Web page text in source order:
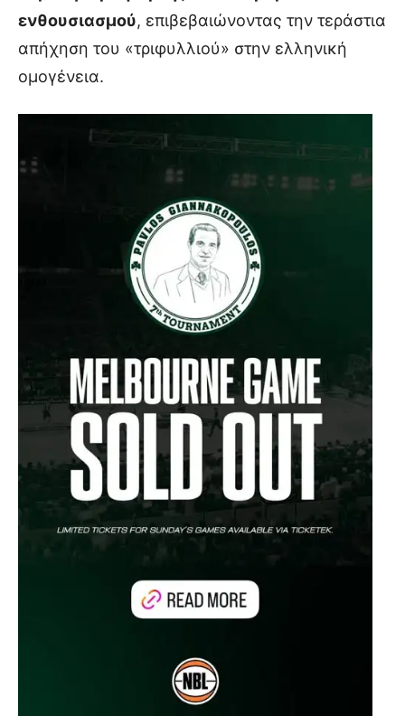
ενθουσιασμού, επιβεβαιώνοντας την τεράστια
απήχηση του «τριφυλλιού» στην ελληνική
ομογένεια.